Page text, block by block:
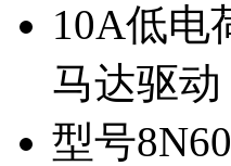
10A低电
马达驱动
型号